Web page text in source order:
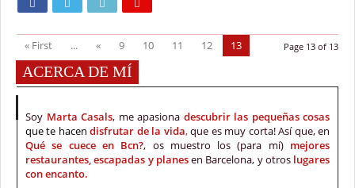
Page 13 of 13
« First ... « 9 10 11 12 13
ACERCA DE MÍ
Soy Marta Casals, me apasiona descubrir las pequeñas cosas
que te hacen disfrutar de la vida,que es muy corta! Así que, en
Qué se cuece en Bcn?, os muestro los (para mí) mejores
restaurantes, escapadas y planesen Barcelona, y otros lugares
con encanto.